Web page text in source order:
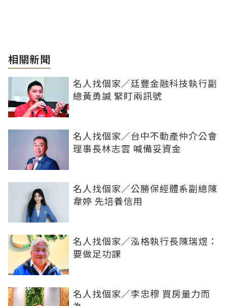
相關新聞
名人找個家／廷豐金融科技執行副
總黃勇諴 緊盯兩訊號
名人找個家／台中不動產仲介公會
理事長林志雲 喊備妥資金
名人找個家／公勝保經體系副總陳
韋婷 先培養信用
名人找個家／泓格執行長陳瑞煜：
要做足功課
名人找個家／李忠穆 買房量力而